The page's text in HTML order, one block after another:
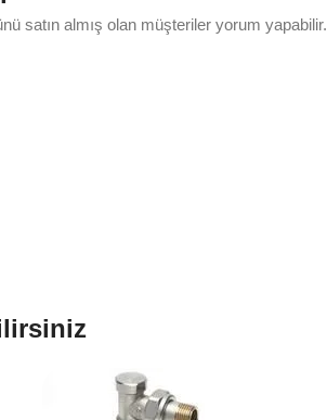
satın almış olan müşteriler yorum yapabilir.